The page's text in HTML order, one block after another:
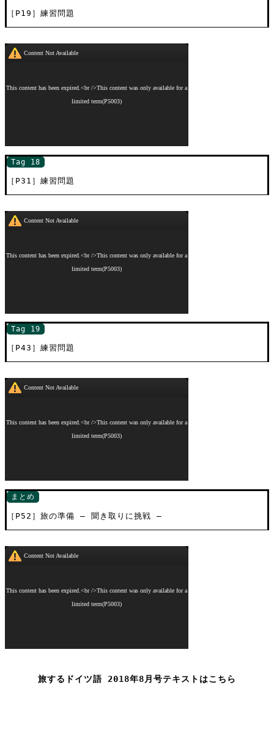
［P19］練習問題
Tag 18
［P31］練習問題
Tag 19
［P43］練習問題
まとめ
［P52］旅の準備 ― 聞き取りに挑戦 ―
旅するドイツ語 2018年8月号テキストはこちら